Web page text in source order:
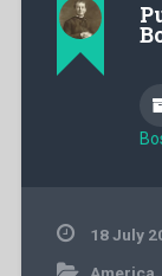
18 July